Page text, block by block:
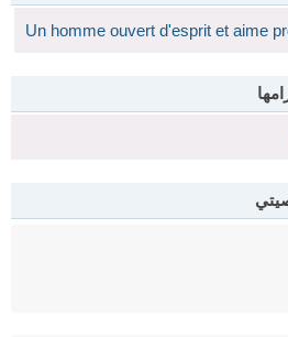
Un homme ouvert d'esprit et aime